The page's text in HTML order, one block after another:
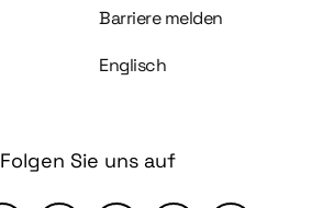
Barriere melden
Englisch
Folgen Sie uns auf